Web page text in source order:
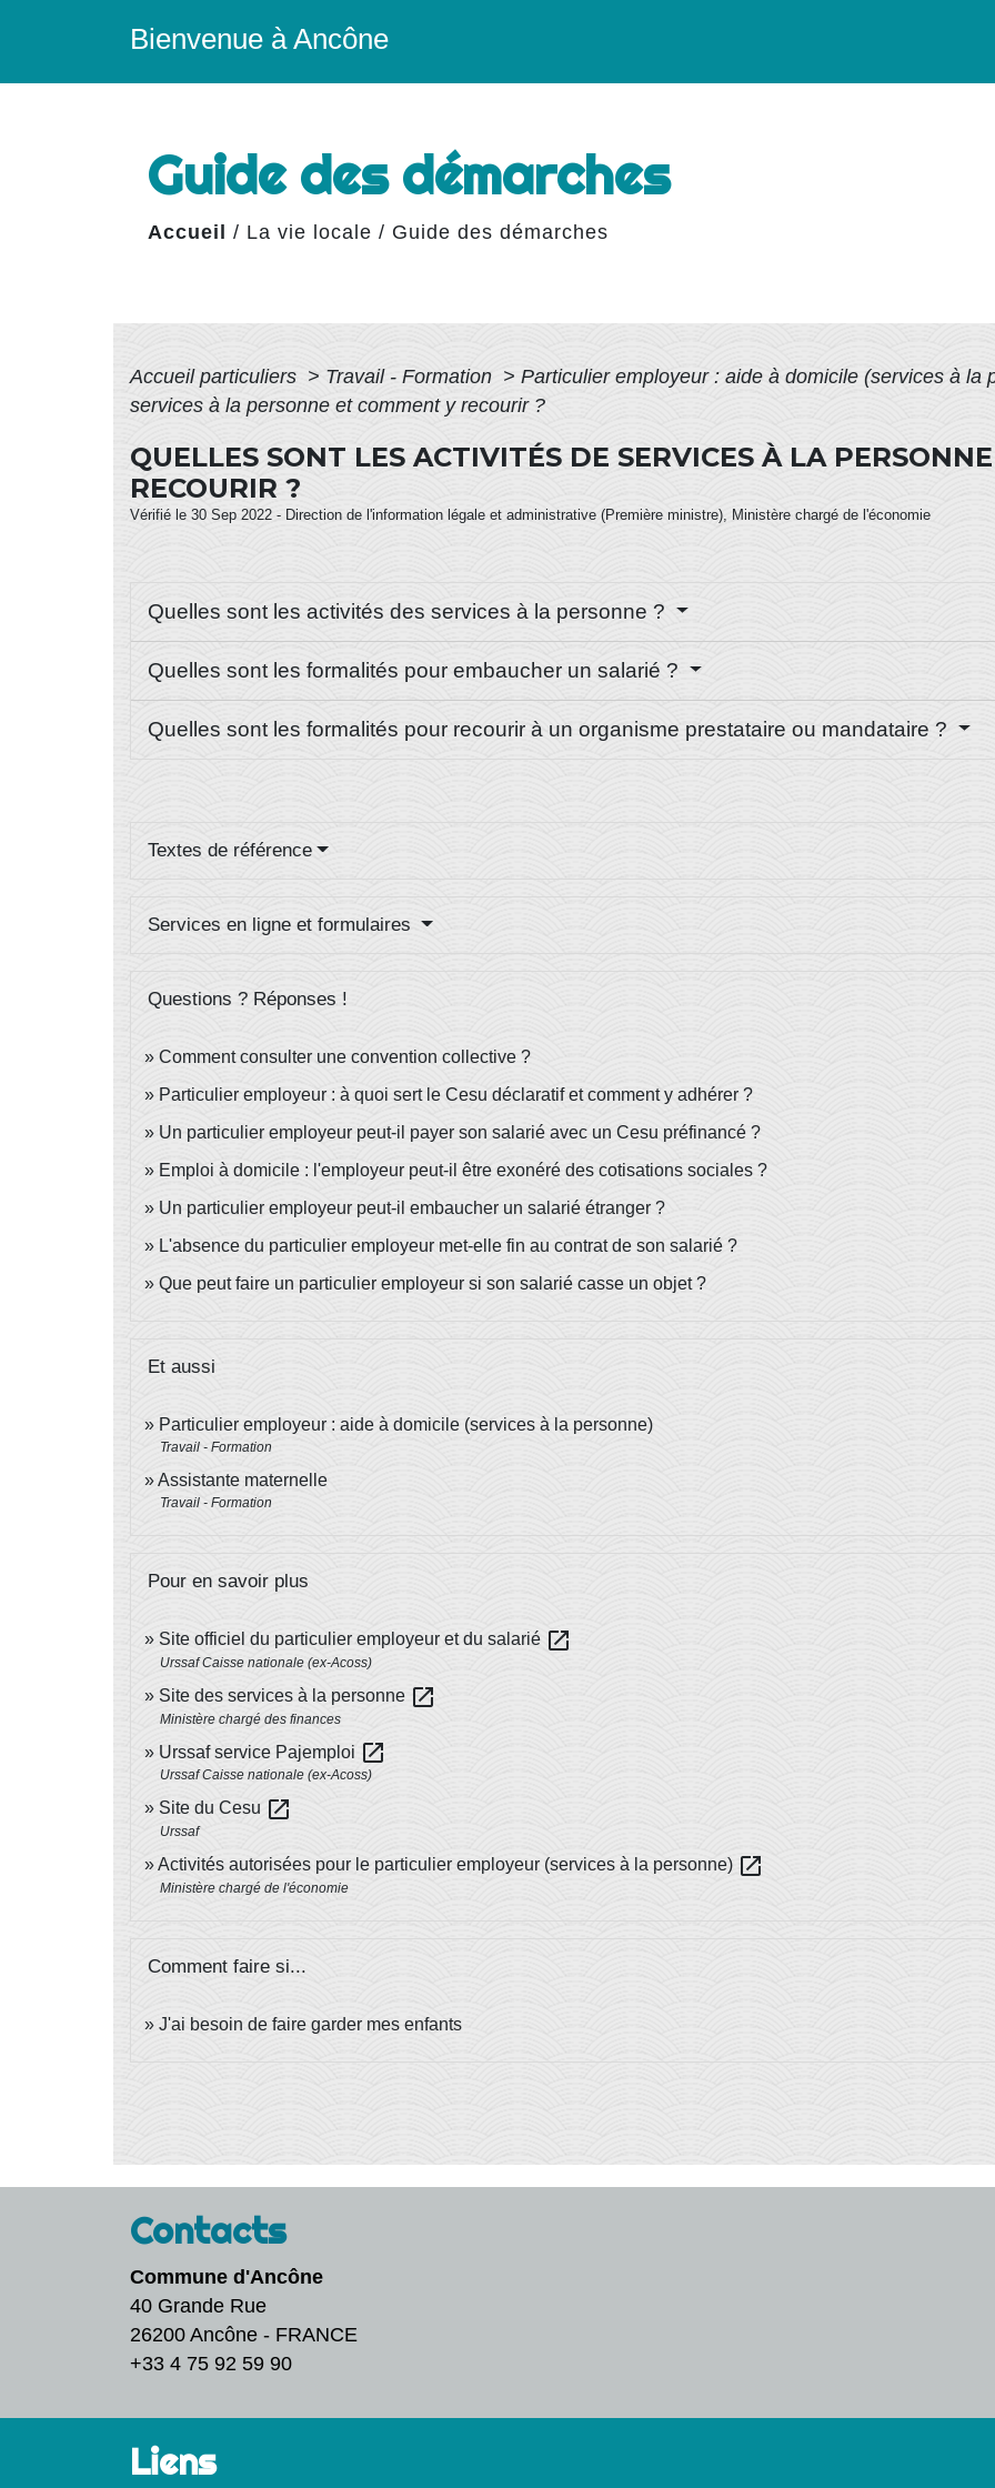
Bienvenue à Ancône
Guide des démarches
Accueil / La vie locale / Guide des démarches
Accueil particuliers > Travail - Formation > Particulier employeur : aide à domicile (services à la
services à la personne et comment y recourir ?
QUELLES SONT LES ACTIVITÉS DE SERVICES À LA
RECOURIR ?
Vérifié le 30 Sep 2022 - Direction de l'information légale et administrative (Première ministre), Ministère chargé de l'économie
Quelles sont les activités des services à la personne ?
Quelles sont les formalités pour embaucher un salarié ?
Quelles sont les formalités pour recourir à un organisme prestataire ou mandataire ?
Textes de référence
Services en ligne et formulaires
Questions ? Réponses !
Comment consulter une convention collective ?
Particulier employeur : à quoi sert le Cesu déclaratif et comment y adhérer ?
Un particulier employeur peut-il payer son salarié avec un Cesu préfinancé ?
Emploi à domicile : l'employeur peut-il être exonéré des cotisations sociales ?
Un particulier employeur peut-il embaucher un salarié étranger ?
L'absence du particulier employeur met-elle fin au contrat de son salarié ?
Que peut faire un particulier employeur si son salarié casse un objet ?
Et aussi
Particulier employeur : aide à domicile (services à la personne)
Travail - Formation
Assistante maternelle
Travail - Formation
Pour en savoir plus
Site officiel du particulier employeur et du salarié open_in_new
Urssaf Caisse nationale (ex-Acoss)
Site des services à la personne open_in_new
Ministère chargé des finances
Urssaf service Pajemploi open_in_new
Urssaf Caisse nationale (ex-Acoss)
Site du Cesu open_in_new
Urssaf
Activités autorisées pour le particulier employeur (services à la personne) open_in_new
Ministère chargé de l'économie
Comment faire si...
J'ai besoin de faire garder mes enfants
Contacts
Commune d'Ancône
40 Grande Rue
26200 Ancône - FRANCE
+33 4 75 92 59 90
Liens